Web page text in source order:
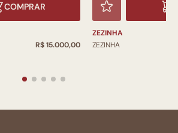
COMPRAR
R$ 15.000,00
ZEZINHA
ZEZINHA